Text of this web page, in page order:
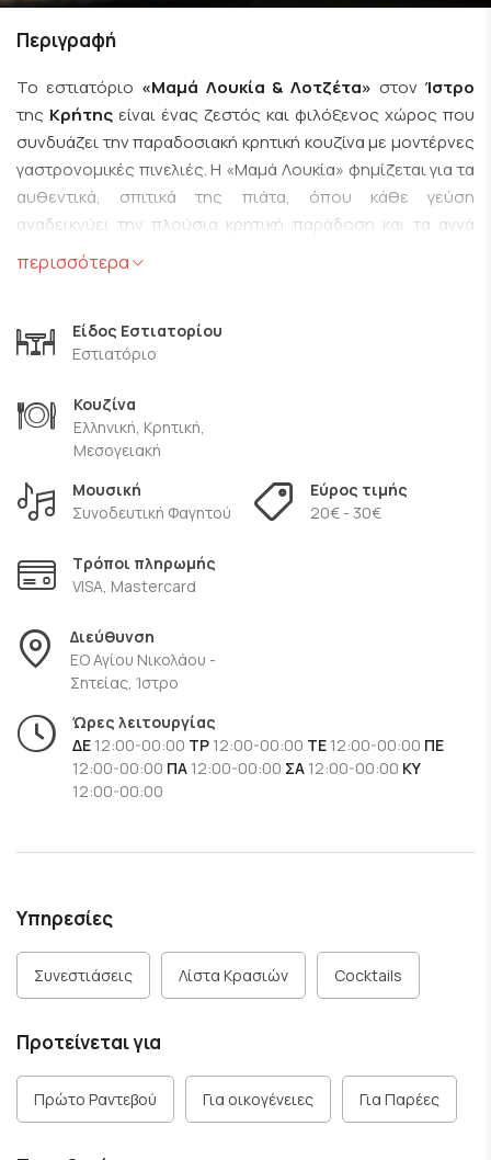
Περιγραφή
Το εστιατόριο «Μαμά Λουκία & Λοτζέτα»στονΊστρο
της Κρήτης είναι ένας ζεστός και φιλόξενος χώρος που
συνδυάζει την παραδοσιακή κρητική κουζίνα με μοντέρνες
γαστρονομικές πινελιές. Η «Μαμά Λουκία» φημίζεται για τα
αυθεντικά, σπιτικά της πιάτα, όπου κάθε γεύση
αναδεικνύει την πλούσια κρητική παράδοση και τα αγνά
τοπικά υλικά, ενώ η «Λοτζέτα» προσφέρει έναν πιο
σύγχρονο και κομψό αέρα, δημιουργώντας μια αρμονική
είναι ζεστός, με φιλική ατμόσφαιρα και προσεγμένη
διακόσμηση που αποπνέει την αυθεντικότητα και τη
παραδοσιακό γεύμα είτε μια πιο δημιουργική
γαστρονομική εμπειρία, το
μνήμες και κερδίζουν κάθε επισκέπτη.
περισσότερα
Είδος Εστιατορίου
Εστιατόριο
Κουζίνα
Ελληνική, Κρητική,
Μεσογειακή
Μουσική
Συνοδευτική Φαγητού
Εύρος τιμής
20€ - 30€
Τρόποι πληρωμής
VISA, Mastercard
Διεύθυνση
ΕΟ Αγίου Νικολάου -
Σητείας, Ίστρο
Ώρες λειτουργίας
ΔΕ 12:00-00:00 ΤΡ 12:00-00:00 ΤΕ 12:00-00:00 ΠΕ
12:00-00:00 ΠΑ 12:00-00:00 ΣΑ 12:00-00:00 ΚΥ
12:00-00:00
Υπηρεσίες
Συνεστιάσεις Λίστα Κρασιών Cocktails
Προτείνεται για
Πρώτο Ραντεβού Για οικογένειες Για Παρέες